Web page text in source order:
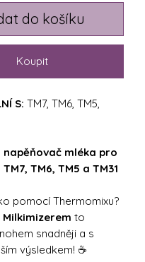
do košíku
Koupit
S: TM7, TM6, TM5,
napěňovač mléka pro
TM6, TM5 a TM31
pomocí Thermomixu?
Milkimizerem to
snadněji a s
výsledkem! ☕️